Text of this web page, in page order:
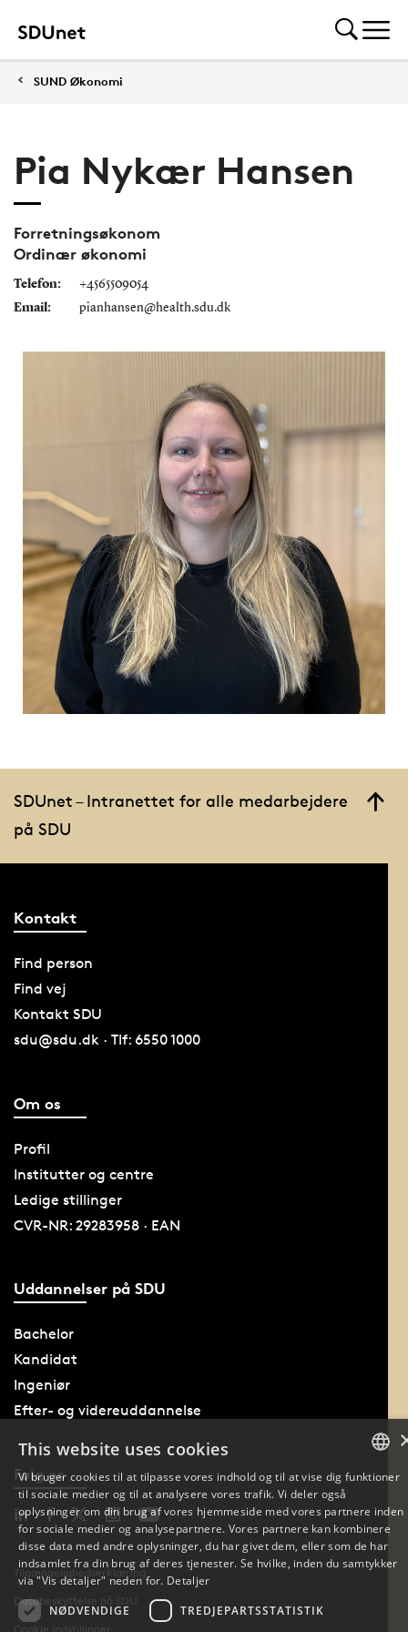
SUND Økonomi
Pia Nykær Hansen
Forretningsøkonom
Ordinær økonomi
Telefon:
+4565509054
Email:
pianhansen@health.sdu.dk
SDUnet – Intranettet for alle medarbejdere
på SDU
Kontakt
Find person
Find vej
Kontakt SDU
sdu@sdu.dk · Tlf: 6550 1000
Om os
Profil
Institutter og centre
Ledige stillinger
CVR-NR: 29283958 · EAN
Uddannelser på SDU
Bachelor
Kandidat
Ingeniør
Efter- og videreuddannelse
Følg os
Tilgængelighedserklæring
Databeskyttelse på SDU
Cookie indstillinger
DANISH
This website uses cookies
Vi bruger cookies til at tilpasse vores indhold og til at vise dig funktioner
til sociale medier og til at analysere vores trafik. Vi deler også
oplysninger om din brug af vores hjemmeside med vores partnere inden
for sociale medier og analysepartnere. Vores partnere kan kombinere
disse data med andre oplysninger, du har givet dem, eller som de har
indsamlet fra din brug af deres tjenester. Se hvilke, inden du samtykker
via "Vis detaljer" neden for. Detaljer
NØDVENDIGE
TREDJEPARTSSTATISTIK